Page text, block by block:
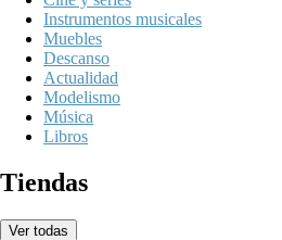
Instrumentos musicales
Muebles
Descanso
Actualidad
Modelismo
Música
Libros
Tiendas
Ver todas